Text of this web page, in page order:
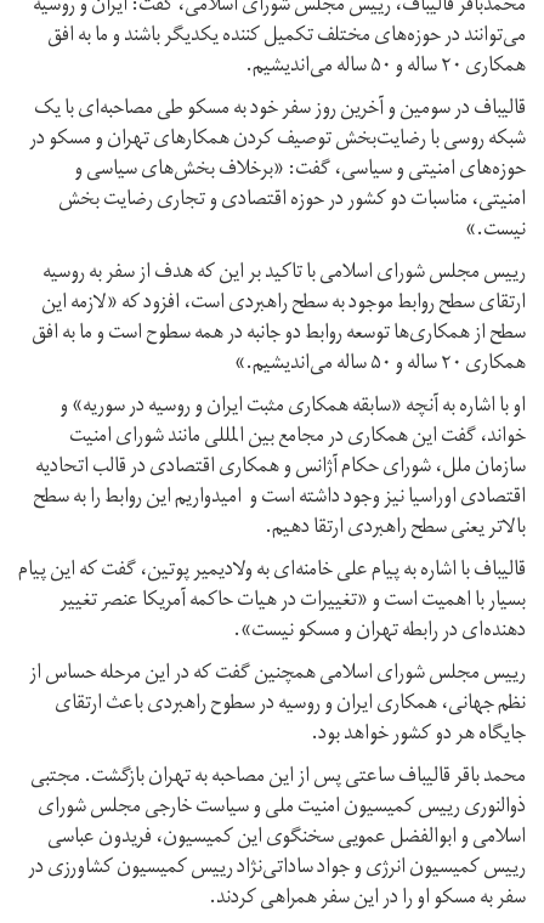
می‌توانند در حوزه‌های مختلف تکمیل کننده یکدیگر باشند و ما به افق
همکاری ۲۰ ساله و ۵۰ ساله می‌اندیشیم.
قالیباف در سومین و آخرین روز سفر خود به مسکو طی مصاحبه‌ای با یک
شبکه روسی با رضایت‌بخش توصیف کردن همکارهای تهران و مسکو در
حوزه‌های امنیتی و سیاسی، گفت: «برخلاف بخش‌های سیاسی و
امنیتی، مناسبات دو کشور در حوزه اقتصادی و تجاری رضایت بخش
نیست.»
رییس مجلس شورای اسلامی با تاکید بر این که هدف از سفر به روسیه
ارتقای سطح روابط موجود به سطح راهبردی است، افزود که «لازمه این
سطح از همکاری‌ها توسعه روابط دو جانبه در همه سطوح است و ما به افق
همکاری ۲۰ ساله و ۵۰ ساله می‌اندیشیم.»
او با اشاره به آنچه «سابقه همکاری مثبت ایران و روسیه در سوریه» و
خواند، گفت این همکاری در مجامع بین المللی مانند شورای امنیت
سازمان ملل، شورای حکام آژانس و همکاری اقتصادی در قالب اتحادیه
اقتصادی اوراسیا نیز وجود داشته است و امیدواریم این روابط را به سطح
بالاتر یعنی سطح راهبردی ارتقا دهیم.
قالیباف با اشاره به پیام علی خامنه‌ای به ولادیمیر پوتین، گفت که این پیام
بسیار با اهمیت است و «تغییرات در هیات حاکمه آمریکا عنصر تغییر
دهنده‌ای در رابطه تهران و مسکو نیست».
رییس مجلس شورای اسلامی همچنین گفت که در این مرحله حساس از
نظم جهانی، همکاری ایران و روسیه در سطوح راهبردی باعث ارتقای
جایگاه هر دو کشور خواهد بود.
محمد باقر قالیباف ساعتی پس از این مصاحبه به تهران بازگشت. مجتبی
ذوالنوری رییس کمیسیون امنیت ملی و سیاست خارجی مجلس شورای
اسلامی و ابوالفضل عمویی سخنگوی این کمیسیون، فریدون عباسی
رییس کمیسیون انرژی و جواد ساداتی‌نژاد رییس کمیسیون کشاورزی در
سفر به مسکو او را در این سفر همراهی کردند.